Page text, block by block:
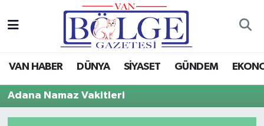
VAN HABER DÜNYA SİYASET GÜNDEM
Adana Namaz Vakitleri
Van Haber
Hava Durumu